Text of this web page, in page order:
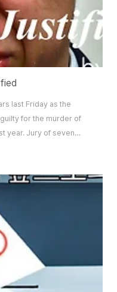
last Friday as the
for the murder of
year. Jury of seven
over a span of 3
by a police officer,